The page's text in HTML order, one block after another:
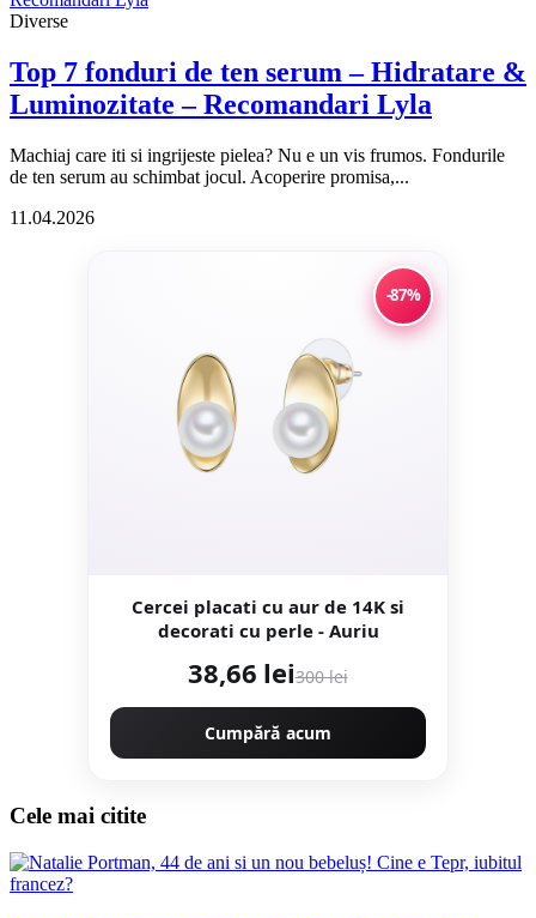
Diverse
Top 7 fonduri de ten serum – Hidratare &
Luminozitate – Recomandari Lyla
Machiaj care iti si ingrijeste pielea? Nu e un vis frumos. Fondurile
de ten serum au schimbat jocul. Acoperire promisa,...
11.04.2026
-87%
Cercei placati cu aur de 14K si
decorati cu perle - Auriu
38,66 lei300 lei
Cumpără acum
Cele mai citite